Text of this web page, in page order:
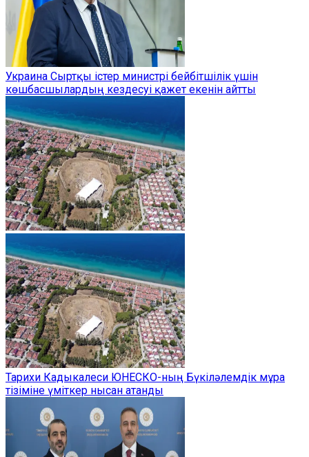
Украина Сыртқы істер министрі бейбітшілік үшін
көшбасшылардың кездесуі қажет екенін айтты
Тарихи Кадыкалеси ЮНЕСКО-ның Бүкіләлемдік мұра
тізіміне үміткер нысан атанды